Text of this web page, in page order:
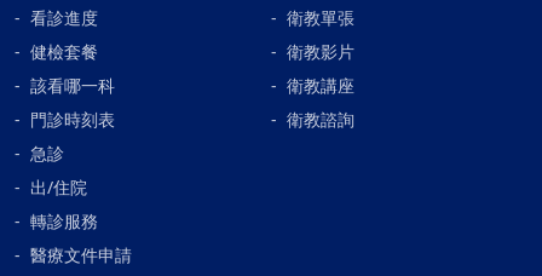
看診進度
健檢套餐
該看哪一科
門診時刻表
急診
出/住院
轉診服務
醫療文件申請
衛教單張
衛教影片
衛教講座
衛教諮詢